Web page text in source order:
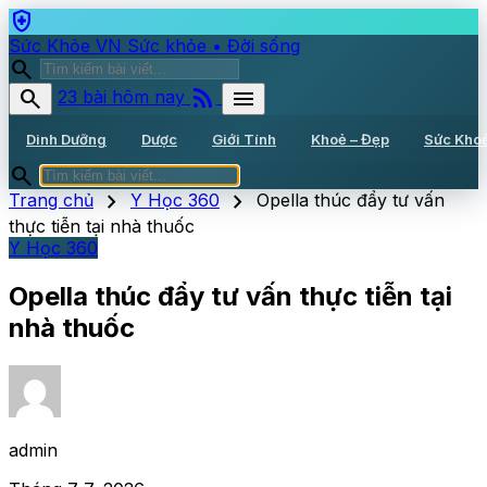
health_and_safety
Sức Khỏe VN Sức khỏe • Đời sống
search
search
23 bài hôm nay rss_feed menu
Dinh Dưỡng Dược Giới Tính Khoẻ – Đẹp Sức
search
Trang chủ chevron_right Y Học 360 chevron_right Opella thúc đẩy tư vấn
thực tiễn tại nhà thuốc
Y Học 360
Opella thúc đẩy tư vấn thực tiễn tại
nhà thuốc
admin